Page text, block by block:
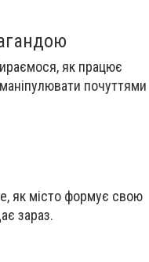
як працює
маніпулювати почуттями
як місто формує свою
зараз.